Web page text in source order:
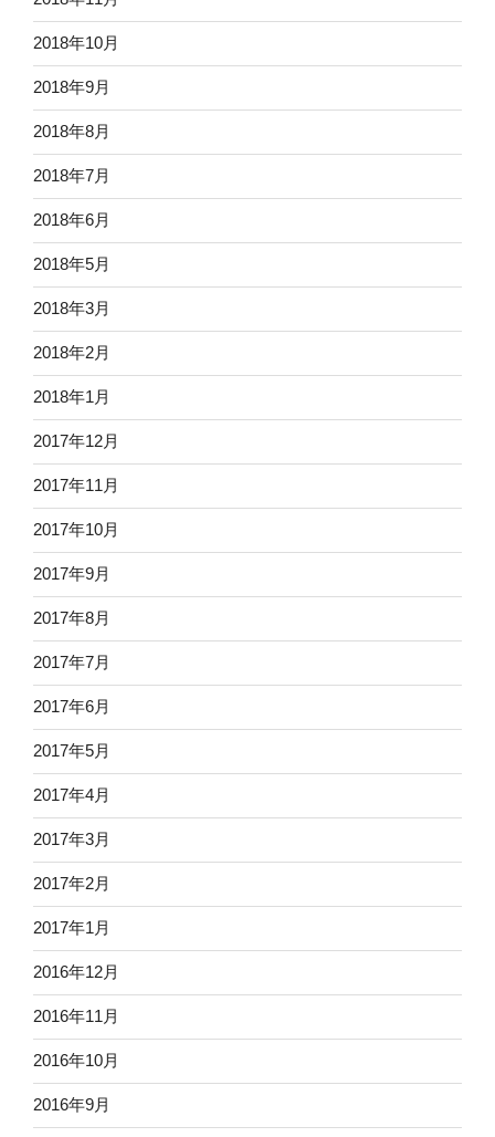
2018年10月
2018年9月
2018年8月
2018年7月
2018年6月
2018年5月
2018年3月
2018年2月
2018年1月
2017年12月
2017年11月
2017年10月
2017年9月
2017年8月
2017年7月
2017年6月
2017年5月
2017年4月
2017年3月
2017年2月
2017年1月
2016年12月
2016年11月
2016年10月
2016年9月